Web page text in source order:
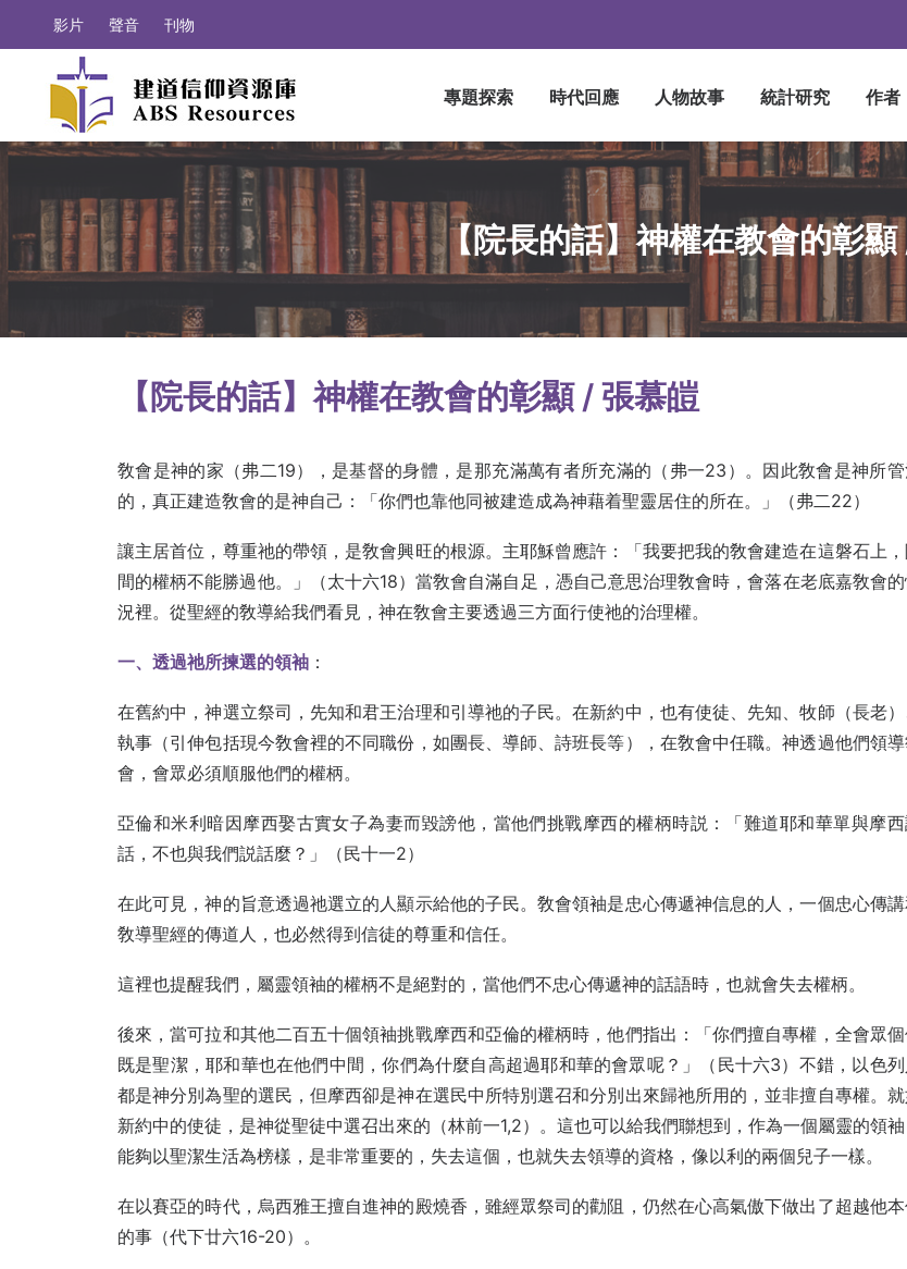
影片 聲音 刊物
專題探索 時代回應 人物故事 統計研究 作者
【院長的話】神權在教會的彰顯
【院長的話】神權在教會的彰顯 / 張慕皚
敎會是神的家（弗二19），是基督的身體，是那充滿萬有者所充滿的（弗一23）。因此敎會是神所
的，真正建造敎會的是神自己：「你們也靠他同被建造成為神藉着聖靈居住的所在。」（弗二22）
讓主居首位，尊重祂的帶領，是敎會興旺的根源。主耶穌曾應許：「我要把我的敎會建造在這磐石上
間的權柄不能勝過他。」（太十六18）當敎會自滿自足，憑自己意思治理敎會時，會落在老底嘉敎會
況裡。從聖經的敎導給我們看見，神在敎會主要透過三方面行使祂的治理權。
一、透過祂所揀選的領袖 ：
在舊約中，神選立祭司，先知和君王治理和引導祂的子民。在新約中，也有使徒、先知、牧師（長老）
執事（引伸包括現今敎會裡的不同職份，如團長、導師、詩班長等），在敎會中任職。神透過他們領
會，會眾必須順服他們的權柄。
亞倫和米利暗因摩西娶古實女子為妻而毀謗他，當他們挑戰摩西的權柄時説：「難道耶和華單與摩
話，不也與我們説話麼？」（民十一2）
在此可見，神的旨意透過祂選立的人顯示給他的子民。敎會領袖是忠心傳遞神信息的人，一個忠心傳
敎導聖經的傳道人，也必然得到信徒的尊重和信任。
這裡也提醒我們，屬靈領袖的權柄不是絕對的，當他們不忠心傳遞神的話語時，也就會失去權柄。
後來，當可拉和其他二百五十個領袖挑戰摩西和亞倫的權柄時，他們指出：「你們擅自專權，全會眾
既是聖潔，耶和華也在他們中間，你們為什麼自高超過耶和華的會眾呢？」（民十六3）不錯，以色列
都是神分別為聖的選民，但摩西卻是神在選民中所特別選召和分別出來歸祂所用的，並非擅自專權。
新約中的使徒，是神從聖徒中選召出來的（林前一1,2）。這也可以給我們聯想到，作為一個屬靈的領袖
能夠以聖潔生活為榜樣，是非常重要的，失去這個，也就失去領導的資格，像以利的兩個兒子一樣。
在以賽亞的時代，烏西雅王擅自進神的殿燒香，雖經眾祭司的勸阻，仍然在心高氣傲下做出了超越他
的事（代下廿六16-20）。